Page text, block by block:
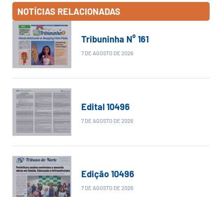
NOTÍCIAS RELACIONADAS
Tribuninha N° 161
7 DE AGOSTO DE 2026
Edital 10496
7 DE AGOSTO DE 2026
Edição 10496
7 DE AGOSTO DE 2026